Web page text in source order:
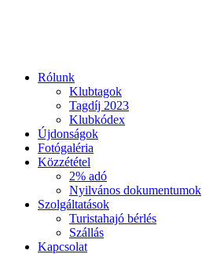
Rólunk
Klubtagok
Tagdíj 2023
Klubkódex
Újdonságok
Fotógaléria
Közzététel
2% adó
Nyilvános dokumentumok
Szolgáltatások
Turistahajó bérlés
Szállás
Kapcsolat